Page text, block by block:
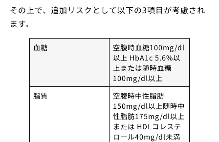
その上で、追加リスクとして以下の3項目が考慮され
ます。
血糖
空腹時血糖100mg/dl
以上 HbA1c 5.6%以
上または随時血糖
100mg/dl以上
脂質
空腹時中性脂肪
150mg/dl以上随時中
性脂肪175mg/dl以上
または HDLコレステ
ロール40mg/dl未満